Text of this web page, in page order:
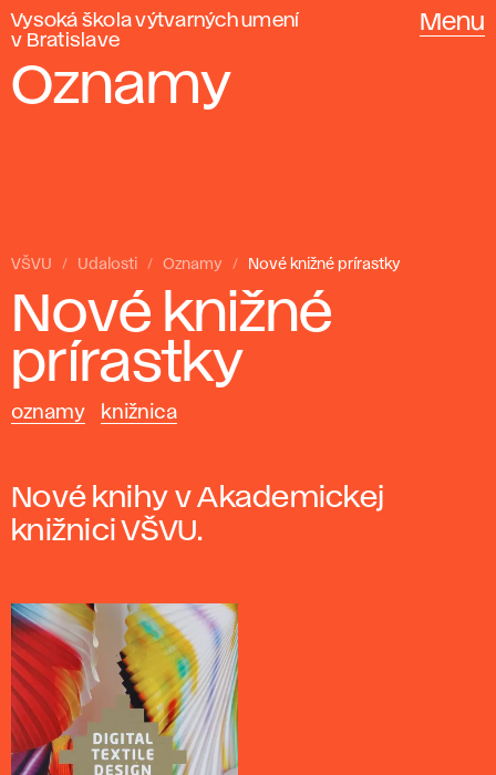
Vysoká škola výtvarných umení
v Bratislave
Menu
Oznamy
VŠVU Udalosti Oznamy Nové knižné prírastky
Nové knižné
prírastky
oznamy knižnica
Nové knihy v Akademickej
knižnici VŠVU.